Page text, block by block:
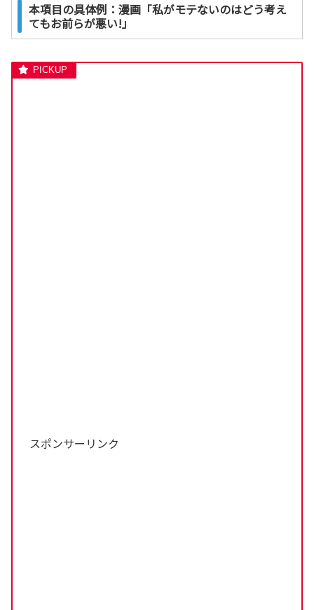
本項目の具体例：漫画「私がモテないのはどう考え
てもお前らが悪い!」
スポンサーリンク